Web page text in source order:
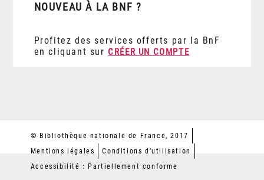
NOUVEAU À LA BNF ?
Profitez des services offerts par la BnF
en cliquant sur CRÉER UN COMPTE
© Bibliothèque nationale de France, 2017
Mentions légales
Conditions d'utilisation
Accessibilité : Partiellement conforme